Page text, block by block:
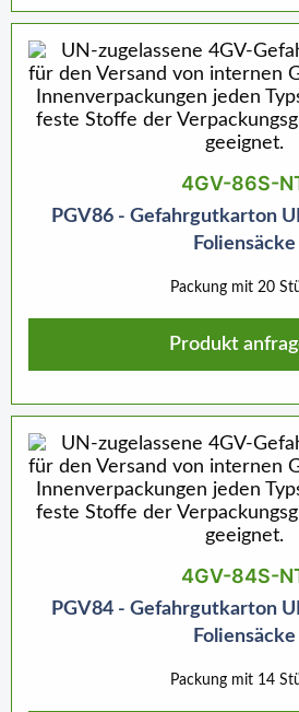
4GV-86S-
PGV86 - Gefahrgutkarton
Foliensäcke
Packung mit 20
Produkt
4GV-84S-
PGV84 - Gefahrgutkarton
Foliensäcke
Packung mit 14